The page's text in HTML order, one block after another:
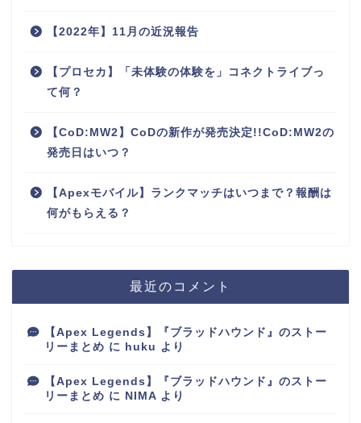
【2022年】11月の近況報告
【プロセカ】「未体験の体験を」コネクトライブっ
て何？
【CoD:MW2】CoDの新作が発売決定!!CoD:MW2の
発売日はいつ？
【Apexモバイル】ランクマッチはいつまで？報酬は
何がもらえる？
最近のコメント
【Apex Legends】『ブラッドハウンド』のストー
リーまとめ に huku より
【Apex Legends】『ブラッドハウンド』のストー
リーまとめ に NIMA より